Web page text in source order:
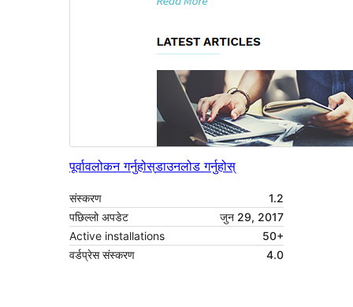
पूर्वावलोकन गर्नुहोस्डाउनलोड गर्नुहोस्
संस्करण
1.2
पछिल्लो अपडेट
जुन 29, 2017
Active installations
50+
वर्डप्रेस संस्करण
4.0